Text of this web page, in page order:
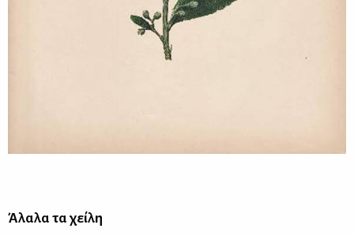
Άλα­λα τα χεί­λη